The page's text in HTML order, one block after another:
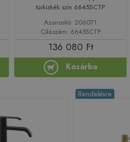
türkizkék szín 6645SCTP
Azonosító: 206071
Cikkszám: 6645SCTP
136 080 Ft
Kosárba
Rendelésre